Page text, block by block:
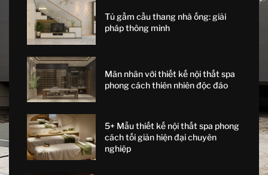
Tủ gầm cầu thang nhà ống: giải
pháp thông minh
Mãn nhãn với thiết kế nội thất spa
phong cách thiên nhiên độc đáo
5+ Mẫu thiết kế nội thất spa phong
cách tối giản hiện đại chuyên
nghiệp